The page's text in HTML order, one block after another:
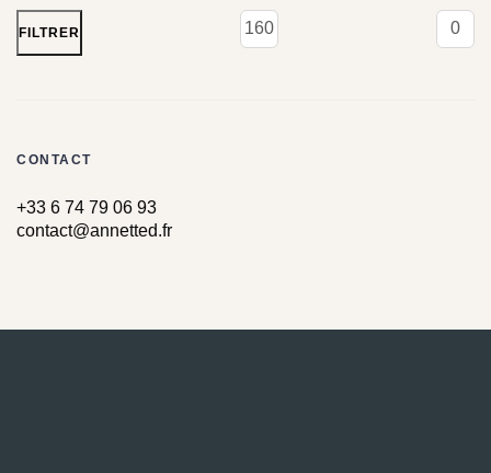
FILTRER
CONTACT
+33 6 74 79 06 93
contact@annetted.fr